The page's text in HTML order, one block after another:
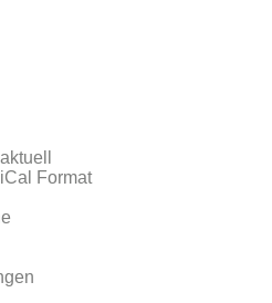
Format